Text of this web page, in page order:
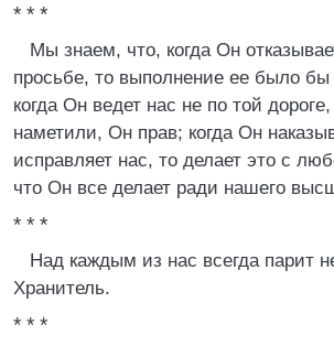
* * *
Мы знаем, что, когда Он
просьбе, то выполнение ее было
когда Он ведет нас не по той
наметили, Он прав; когда Он
исправляет нас, то делает это с
что Он все делает ради нашего
* * *
Над каждым из нас всегда парит
Хранитель.
* * *